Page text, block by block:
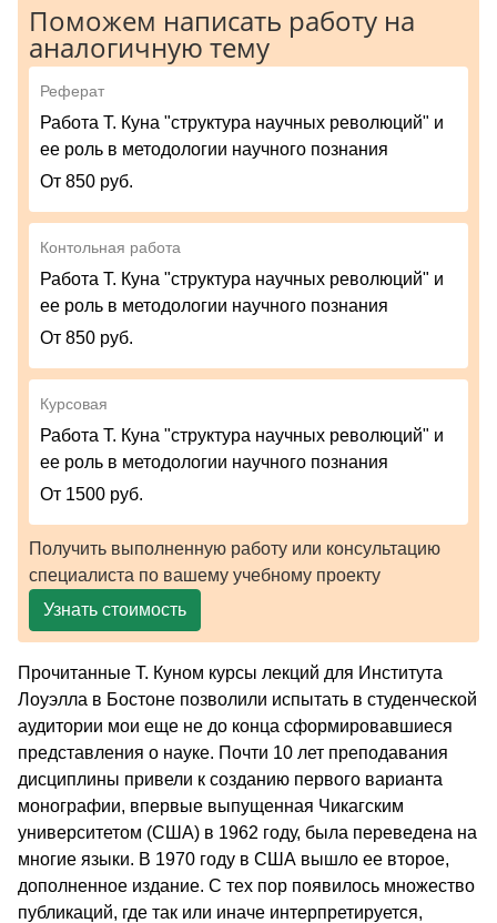
Поможем написать работу на
аналогичную тему
Реферат
Работа Т. Куна "структура научных революций" и
ее роль в методологии научного познания
От 850 руб.
Контольная работа
Работа Т. Куна "структура научных революций" и
ее роль в методологии научного познания
От 850 руб.
Курсовая
Работа Т. Куна "структура научных революций" и
ее роль в методологии научного познания
От 1500 руб.
Получить выполненную работу или консультацию
специалиста по вашему учебному проекту
Узнать стоимость
Прочитанные Т. Куном курсы лекций для Института
Лоуэлла в Бостоне позволили испытать в студенческой
аудитории мои еще не до конца сформировавшиеся
представления о науке. Почти 10 лет преподавания
дисциплины привели к созданию первого варианта
монографии, впервые выпущенная Чикагским
университетом (США) в 1962 году, была переведена на
многие языки. В 1970 году в США вышло ее второе,
дополненное издание. С тех пор появилось множество
публикаций, где так или иначе интерпретируется,